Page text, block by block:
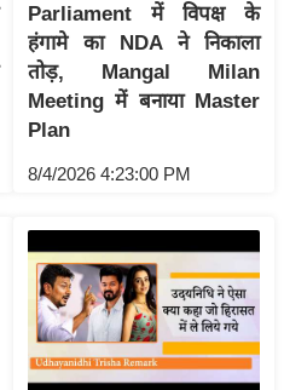
Parliament में विपक्ष के
हंगामे का NDA ने निकाला
तोड़, Mangal Milan
Meeting में बनाया Master
Plan
8/4/2026 4:23:00 PM